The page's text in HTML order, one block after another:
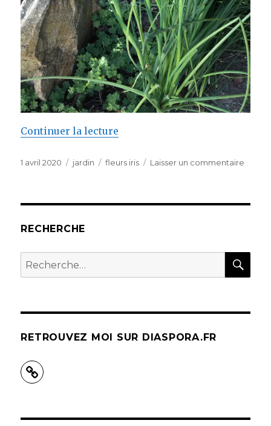
Continuer la lecture
Publié
1 avril 2020 Catégories
jardin Étiquettes
fleurs iris Laisser un commentaire
RECHERCHE
Recherche
pour :
RETROUVEZ MOI SUR DIASPORA.FR